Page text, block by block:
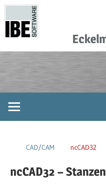
Zum
springen
Das
Softwarezentrum
Blechbearbeitungsbranche
CAD/CAM ncCAD32
ncCAD32 – Stanzen